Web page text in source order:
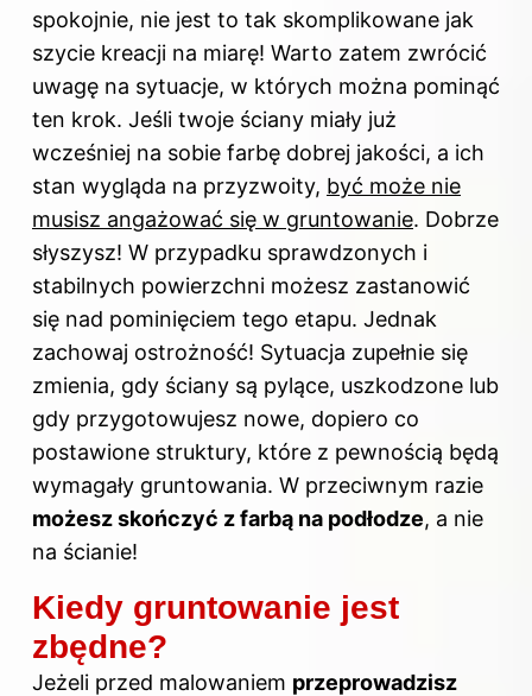
spokojnie, nie jest to tak skomplikowane jak
szycie kreacji na miarę! Warto zatem zwrócić
uwagę na sytuacje, w których można pominąć
ten krok. Jeśli twoje ściany miały już
wcześniej na sobie farbę dobrej jakości, a ich
stan wygląda na przyzwoity, być może nie
musisz angażować się w gruntowanie. Dobrze
słyszysz! W przypadku sprawdzonych i
stabilnych powierzchni możesz zastanowić
się nad pominięciem tego etapu. Jednak
zachowaj ostrożność! Sytuacja zupełnie się
zmienia, gdy ściany są pylące, uszkodzone lub
gdy przygotowujesz nowe, dopiero co
postawione struktury, które z pewnością będą
wymagały gruntowania. W przeciwnym razie
możesz skończyć z farbą na podłodze, a nie
na ścianie!
Kiedy gruntowanie jest
zbędne?
Jeżeli przed malowaniem przeprowadzisz